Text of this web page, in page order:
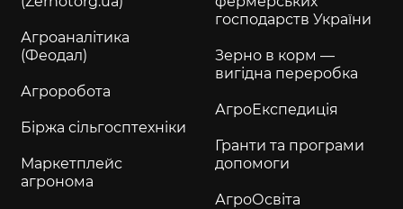
Агроаналітика
(Феодал)
Агроробота
Біржа сільгосптехніки
Маркетплейс
агронома
господарств України
Зерно в корм —
вигідна переробка
АгроЕкспедиція
Гранти та програми
допомоги
АгроОсвіта